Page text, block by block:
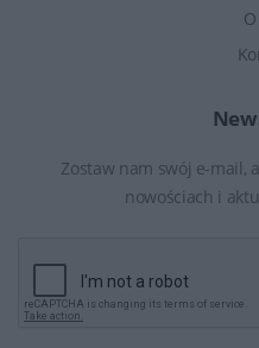
Zostaw nam swój e-mail,
nowościach i